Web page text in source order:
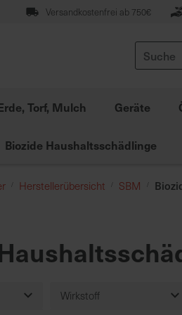
Versandkostenfrei ab 750€
Suche
Torf, Mulch Geräte
Biozide Haushaltsschädlinge
Herstellerübersicht SBM
Wirkstoff